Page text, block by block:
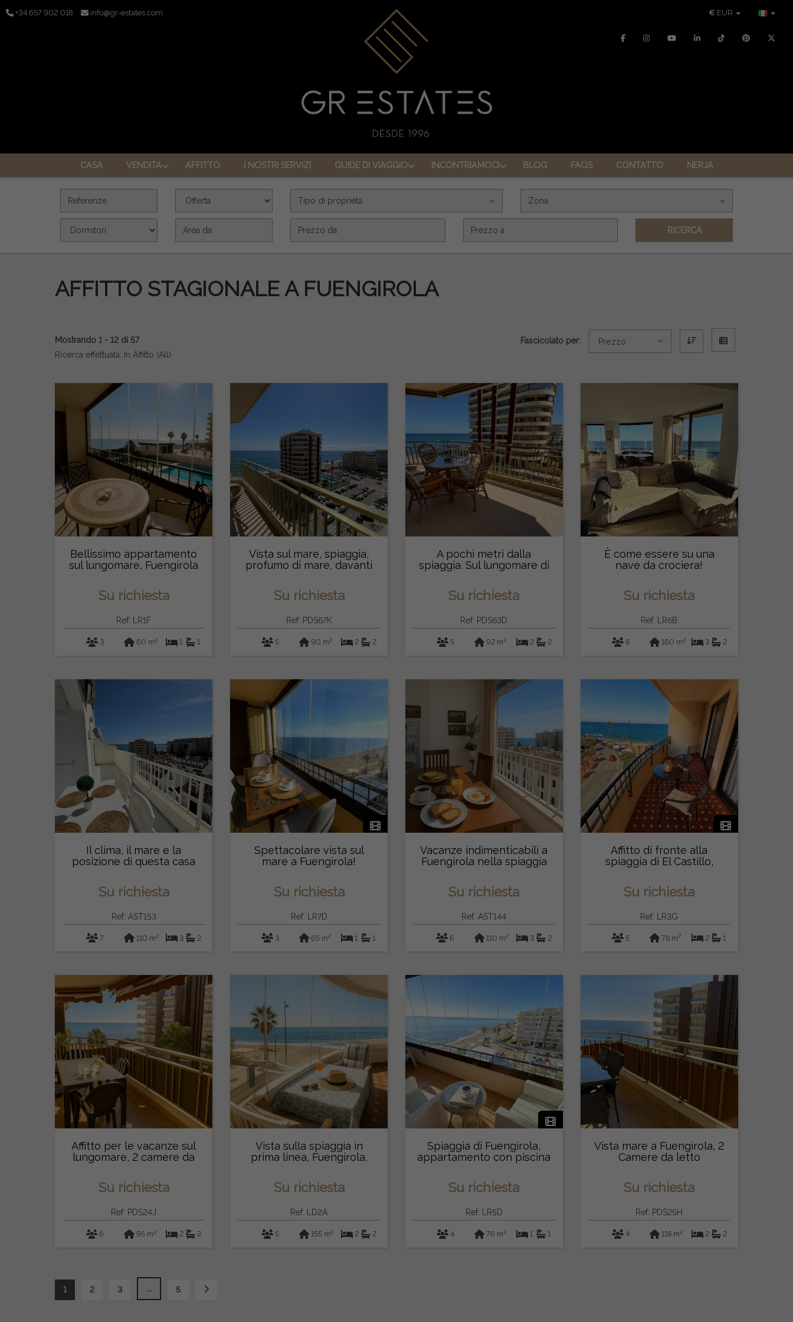
+34 657 902 018 info@gr-estates.com € EUR
CASA VENDITA AFFITTO I NOSTRI SERVIZI GUIDE DI VIAGGIO INCONTRIAMOCI BLOG FAQS CONTATTO NERJA
Referenze Offerta
Tipo di proprietà Zona
Dormitori Superficie (m2) Precio (€)
RICERCA
AFFITTO STAGIONALE A FUENGIROLA
Mostrando 1 - 12 di 57
Ricerca effettuata: In Affitto (All)
Fascicolato per: Prezzo
Bellissimo appartamento
sul lungomare, Fuengirola
Su richiesta
Ref: LR1F
3 60 m2 1 1
Vista sul mare, spiaggia,
profumo di mare, davanti
Su richiesta
Ref: PDS67K
5 90 m2 2 2
A pochi metri dalla
spiaggia. Sul lungomare di
Su richiesta
Ref: PDS63D
5 92 m2 2 2
È come essere su una
nave da crociera!
Su richiesta
Ref: LR6B
8 160 m2 3 2
Il clima, il mare e la
posizione di questa casa
Su richiesta
Ref: AST153
7 110 m2 3 2
Spettacolare vista sul
mare a Fuengirola!
Su richiesta
Ref: LR7D
3 65 m2 1 1
Vacanze indimenticabili a
Fuengirola nella spiaggia
Su richiesta
Ref: AST144
6 110 m2 3 2
Affitto di fronte alla
spiaggia di El Castillo,
Su richiesta
Ref: LR3G
5 78 m2 2 1
Affitto per le vacanze sul
lungomare, 2 camere da
Su richiesta
Ref: PDS24J
6 95 m2 2 2
Vista sulla spiaggia in
prima linea, Fuengirola,
Su richiesta
Ref: LD2A
5 155 m2 2 2
Spiaggia di Fuengirola,
appartamento con piscina
Su richiesta
Ref: LR5D
4 76 m2 1 1
Vista mare a Fuengirola, 2
Camere da letto
Su richiesta
Ref: PDS25H
4 118 m2 2 2
1 2 3 ... 5